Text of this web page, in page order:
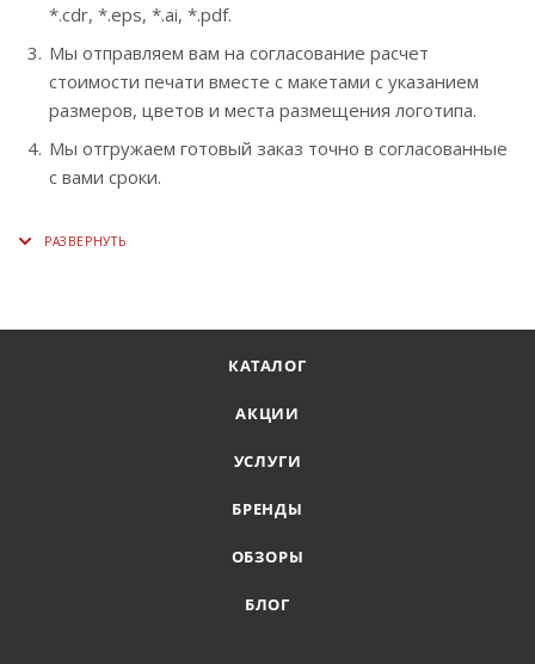
*.cdr, *.eps, *.ai, *.pdf.
Мы отправляем вам на согласование расчет
стоимости печати вместе с макетами с указанием
размеров, цветов и места размещения логотипа.
Мы отгружаем готовый заказ точно в согласованные
с вами сроки.
КАТАЛОГ
АКЦИИ
УСЛУГИ
БРЕНДЫ
ОБЗОРЫ
БЛОГ